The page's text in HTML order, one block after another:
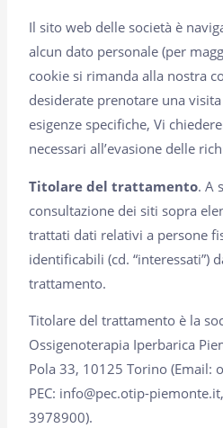
Il sito web delle società è
alcun dato personale (per
cookie si rimanda alla nostra
desiderate prenotare una
esigenze specifiche, Vi
necessari all’evasione delle
Titolare del trattamento. A
consultazione dei siti sopra
trattati dati relativi a persone
identificabili (cd. “interessati”)
trattamento.
Titolare del trattamento è la
Ossigenoterapia Iperbarica
Pola 33, 10125 Torino (Email:
PEC: info@pec.otip-
3978900).